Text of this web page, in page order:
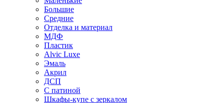
Большие
Средние
Отделка и материал
МДФ
Пластик
Alvic Luxe
Эмаль
Акрил
ДСП
С патиной
Шкафы-купе с зеркалом